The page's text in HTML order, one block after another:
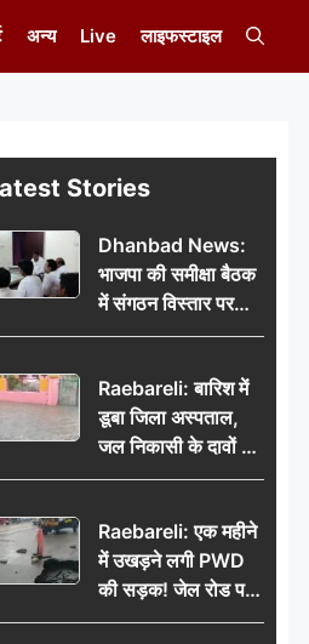
अन्य Live लाइफस्टाइल
Stories
Dhanbad News:
भाजपा की समीक्षा बैठक
में संगठन विस्तार पर
मंथन, बीडीओ से
जनसमस्याओं का विवरण
Raebareli: बारिश में
डूबा जिला अस्पताल,
जल निकासी के दावों की
खुली पोल
Raebareli: एक महीने
में उखड़ने लगी PWD
की सड़क! जेल रोड पर
गड्ढे ने खोली निर्माण